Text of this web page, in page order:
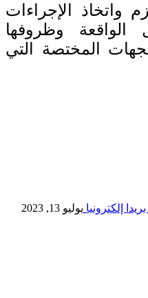
واتخاذ الإجراءات
الواقعة وظروفها
المختصة التي
إلكترونيا يوليو 13, 2023